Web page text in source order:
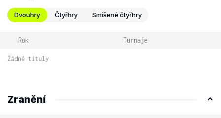
Dvouhry Čtyřhry Smíšené čtyřhry
Rok Turnaje
Žádné tituly
Zranění